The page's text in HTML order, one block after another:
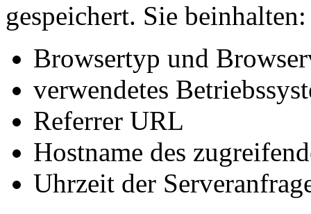
gespeichert. Sie beinhalten:
Browsertyp und
verwendetes
Referrer URL
Hostname des
Uhrzeit der